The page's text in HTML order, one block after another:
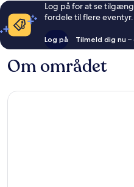
Log på for at se
fordele til flere eventyr.
Log på Tilmeld dig nu
Om området